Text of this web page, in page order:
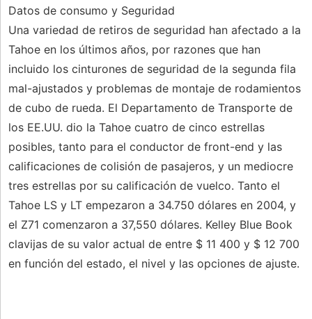
Datos de consumo y Seguridad
Una variedad de retiros de seguridad han afectado a la
Tahoe en los últimos años, por razones que han
incluido los cinturones de seguridad de la segunda fila
mal-ajustados y problemas de montaje de rodamientos
de cubo de rueda. El Departamento de Transporte de
los EE.UU. dio la Tahoe cuatro de cinco estrellas
posibles, tanto para el conductor de front-end y las
calificaciones de colisión de pasajeros, y un mediocre
tres estrellas por su calificación de vuelco. Tanto el
Tahoe LS y LT empezaron a 34.750 dólares en 2004, y
el Z71 comenzaron a 37,550 dólares. Kelley Blue Book
clavijas de su valor actual de entre $ 11 400 y $ 12 700
en función del estado, el nivel y las opciones de ajuste.